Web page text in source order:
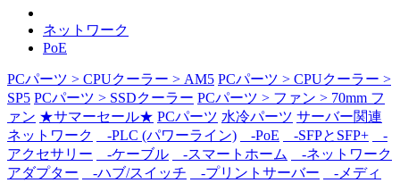
ネットワーク
PoE
PCパーツ > CPUクーラー > AM5 PCパーツ > CPUクーラー >
SP5 PCパーツ > SSDクーラー PCパーツ > ファン > 70mm フ
ァン ★サマーセール★ PCパーツ 水冷パーツ サーバー関連
ネットワーク
-PLC (パワーライン) -PoE -SFPとSFP+
-
アクセサリー
-ケーブル -スマートホーム
-ネットワーク
アダプター
-ハブ/スイッチ -プリントサーバー
-メディ